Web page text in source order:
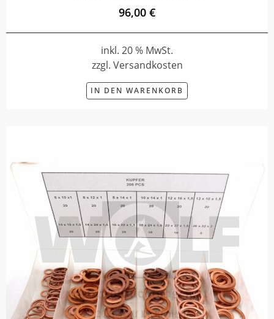
96,00 €
inkl. 20 % MwSt.
zzgl. Versandkosten
IN DEN WARENKORB